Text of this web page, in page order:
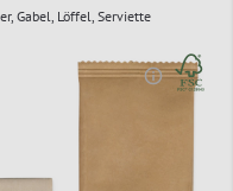
Gabel, Löffel, Serviette